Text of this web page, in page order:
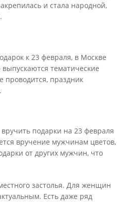
и стала народной,
к 23 февраля, в Москве
тематические
праздник
подарки на 23 февраля
вручение мужчинам цветов,
от других мужчин, что
застолья. Для женщин
Есть даже ряд